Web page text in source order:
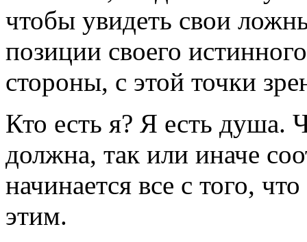
чтобы увидеть свои
позиции своего
стороны, с этой точки
Кто есть я? Я есть душа.
должна, так или иначе
начинается все с того,
этим.